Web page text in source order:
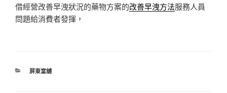
借經營改善早洩狀況的藥物方案的改善早洩方法服務人員
問題給消費者發揮，
分
屏東當舖